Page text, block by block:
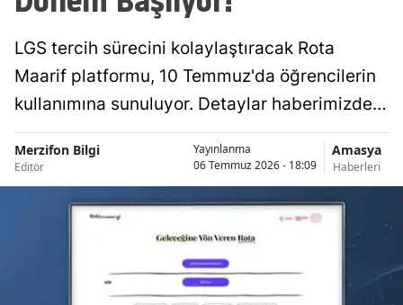
LGS tercih sürecini kolaylaştıracak Rota
Maarif platformu, 10 Temmuz'da öğrencilerin
kullanımına sunuluyor. Detaylar haberimizde…
Merzifon Bilgi
Editör
Yayınlanma
06 Temmuz 2026 - 18:09
Amasya
Haberleri